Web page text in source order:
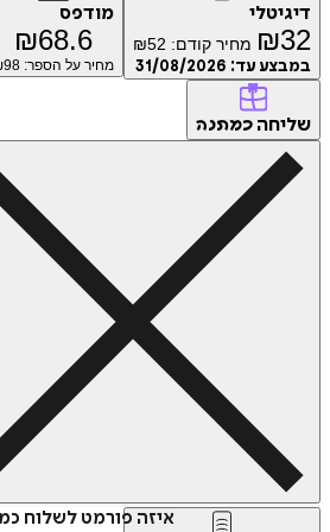
₪ מחיר קודם: ₪52
עד:31/08/2026
מודפס
₪68.6
מחיר על הספר: ₪98
כמתנה
איזה פורמט לשלוח כמתנה?